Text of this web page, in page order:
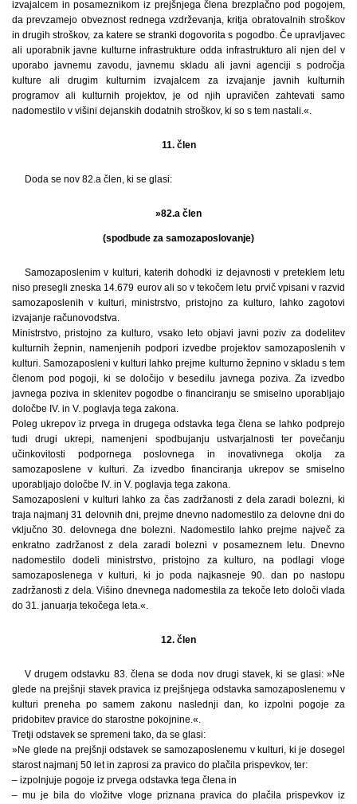
izvajalcem in posameznikom iz prejšnjega člena brezplačno pod pogojem,
da prevzamejo obveznost rednega vzdrževanja, kritja obratovalnih stroškov
in drugih stroškov, za katere se stranki dogovorita s pogodbo. Če upravljavec
ali uporabnik javne kulturne infrastrukture odda infrastrukturo ali njen del v
uporabo javnemu zavodu, javnemu skladu ali javni agenciji s področja
kulture ali drugim kulturnim izvajalcem za izvajanje javnih kulturnih
programov ali kulturnih projektov, je od njih upravičen zahtevati samo
nadomestilo v višini dejanskih dodatnih stroškov, ki so s tem nastali.«.
11. člen
Doda se nov 82.a člen, ki se glasi:
»82.a člen
(spodbude za samozaposlovanje)
Samozaposlenim v kulturi, katerih dohodki iz dejavnosti v preteklem letu
niso presegli zneska 14.679 eurov ali so v tekočem letu prvič vpisani v razvid
samozaposlenih v kulturi, ministrstvo, pristojno za kulturo, lahko zagotovi
izvajanje računovodstva.
Ministrstvo, pristojno za kulturo, vsako leto objavi javni poziv za dodelitev
kulturnih žepnin, namenjenih podpori izvedbe projektov samozaposlenih v
kulturi. Samozaposleni v kulturi lahko prejme kulturno žepnino v skladu s tem
členom pod pogoji, ki se določijo v besedilu javnega poziva. Za izvedbo
javnega poziva in sklenitev pogodbe o financiranju se smiselno uporabljajo
določbe IV. in V. poglavja tega zakona.
Poleg ukrepov iz prvega in drugega odstavka tega člena se lahko podprejo
tudi drugi ukrepi, namenjeni spodbujanju ustvarjalnosti ter povečanju
učinkovitosti podpornega poslovnega in inovativnega okolja za
samozaposlene v kulturi. Za izvedbo financiranja ukrepov se smiselno
uporabljajo določbe IV. in V. poglavja tega zakona.
Samozaposleni v kulturi lahko za čas zadržanosti z dela zaradi bolezni, ki
traja najmanj 31 delovnih dni, prejme dnevno nadomestilo za delovne dni do
vključno 30. delovnega dne bolezni. Nadomestilo lahko prejme največ za
enkratno zadržanost z dela zaradi bolezni v posameznem letu. Dnevno
nadomestilo dodeli ministrstvo, pristojno za kulturo, na podlagi vloge
samozaposlenega v kulturi, ki jo poda najkasneje 90. dan po nastopu
zadržanosti z dela. Višino dnevnega nadomestila za tekoče leto določi vlada
do 31. januarja tekočega leta.«.
12. člen
V drugem odstavku 83. člena se doda nov drugi stavek, ki se glasi: »Ne
glede na prejšnji stavek pravica iz prejšnjega odstavka samozaposlenemu v
kulturi preneha po samem zakonu naslednji dan, ko izpolni pogoje za
pridobitev pravice do starostne pokojnine.«.
Tretji odstavek se spremeni tako, da se glasi:
»Ne glede na prejšnji odstavek se samozaposlenemu v kulturi, ki je dosegel
starost najmanj 50 let in zaprosi za pravico do plačila prispevkov, ter:
– izpolnjuje pogoje iz prvega odstavka tega člena in
– mu je bila do vložitve vloge priznana pravica do plačila prispevkov iz